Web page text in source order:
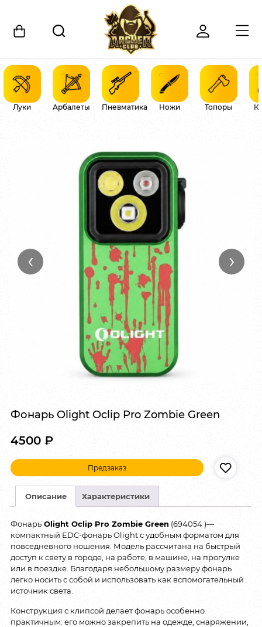
Луки Арбалеты Пневматика Ножи Топоры
‹ ›
Фонарь Olight Oclip Pro Zombie Green
4500 ₽
Предзаказ
Описание Характеристики
Фонарь Olight Oclip Pro Zombie Green (694054 )—
компактный EDC-фонарь Olight с удобным форматом для
повседневного ношения. Модель рассчитана на быстрый
доступ к свету в городе, на работе, в машине, на прогулке
или в поездке. Благодаря небольшому размеру фонарь
легко носить с собой и использовать как вспомогательный
источник света.
Конструкция с клипсой делает фонарь особенно
практичным: его можно закрепить на одежде, снаряжении,